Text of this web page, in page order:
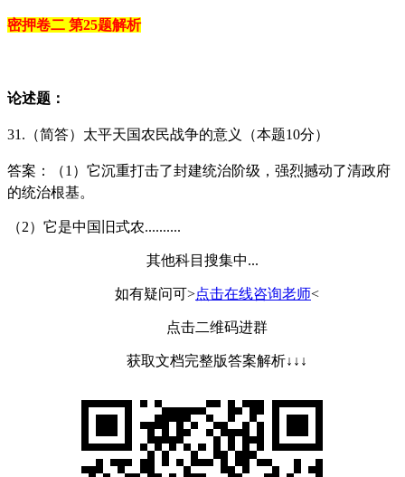
密押卷二 第25题解析
论述题：
31.（简答）太平天国农民战争的意义（本题10分）
答案：（1）它沉重打击了封建统治阶级，强烈撼动了清政府
的统治根基。
（2）它是中国旧式农..........
其他科目搜集中...
如有疑问可>点击在线咨询老师<
点击二维码进群
获取文档完整版答案解析↓↓↓